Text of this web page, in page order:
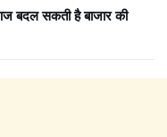
बदल सकती है बाजार की